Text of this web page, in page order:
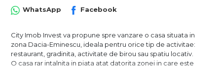
WhatsApp Facebook
City Imob Invest va propune spre vanzare o casa situata in
zona Dacia-Eminescu, ideala pentru orice tip de activitae:
restaurant, gradinita, activitate de birou sau spatiu locativ.
O casa rar intalnita in piata atat datorita zonei in care este